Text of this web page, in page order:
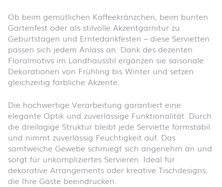
Ob beim gemütlichen Kaffee­kränzchen, beim bunten
Gartenfest oder als stilvolle Akzent­garnitur zu
Geburtstagen und Ernte­dank­festen – diese Servietten
passen sich jedem Anlass an. Dank des dezenten
Floral­motivs im Landhausstil ergänzen sie saisonale
Dekorationen von Frühling bis Winter und setzen
gleichzeitig farbliche Akzente.
Die hochwertige Verarbeitung garantiert eine
elegante Optik und zuverlässige Funktionalität. Durch
die dreilagige Struktur bleibt jede Serviette formstabil
und nimmt zuverlässig Feuchtigkeit auf. Das
samtweiche Gewebe schmiegt sich angenehm an und
sorgt für unkompliziertes Servieren. Ideal für
dekorative Arrangements oder kreative Tischdesigns,
die Ihre Gäste beeindrucken.